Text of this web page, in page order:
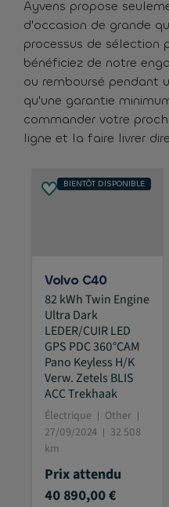
Ayvens propose
d'occasion de grande
processus de sélection
bénéficiez de notre
ou remboursé pendant
qu'une garantie
commander votre
ligne et la faire livrer
BIENTÔT DISPONIBLE
Volvo C40
82 kWh Twin Engine
Ultra Dark
LEDER/CUIR LED
GPS PDC 360°CAM
Pano Keyless H/K
Verw. Zetels BLIS
ACC Trekhaak
Électrique
Other
27/09/2024
32 508
km
Prix attendu
40 890,00 €